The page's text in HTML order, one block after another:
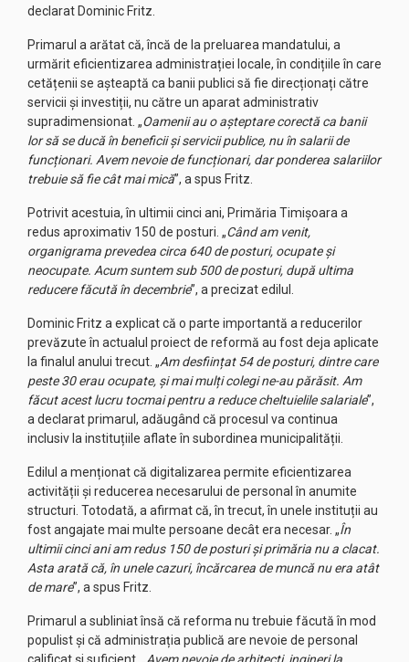
declarat Dominic Fritz.
Primarul a arătat că, încă de la preluarea mandatului, a
urmărit eficientizarea administrației locale, în condițiile în care
cetățenii se așteaptă ca banii publici să fie direcționați către
servicii și investiții, nu către un aparat administrativ
supradimensionat. „Oamenii au o așteptare corectă ca banii
lor să se ducă în beneficii și servicii publice, nu în salarii de
funcționari. Avem nevoie de funcționari, dar ponderea salariilor
trebuie să fie cât mai mică”, a spus Fritz.
Potrivit acestuia, în ultimii cinci ani, Primăria Timișoara a
redus aproximativ 150 de posturi. „Când am venit,
organigrama prevedea circa 640 de posturi, ocupate și
neocupate. Acum suntem sub 500 de posturi, după ultima
reducere făcută în decembrie”, a precizat edilul.
Dominic Fritz a explicat că o parte importantă a reducerilor
prevăzute în actualul proiect de reformă au fost deja aplicate
la finalul anului trecut. „Am desființat 54 de posturi, dintre care
peste 30 erau ocupate, și mai mulți colegi ne-au părăsit. Am
făcut acest lucru tocmai pentru a reduce cheltuielile salariale”,
a declarat primarul, adăugând că procesul va continua
inclusiv la instituțiile aflate în subordinea municipalității.
Edilul a menționat că digitalizarea permite eficientizarea
activității și reducerea necesarului de personal în anumite
structuri. Totodată, a afirmat că, în trecut, în unele instituții au
fost angajate mai multe persoane decât era necesar. „În
ultimii cinci ani am redus 150 de posturi și primăria nu a clacat.
Asta arată că, în unele cazuri, încărcarea de muncă nu era atât
de mare”, a spus Fritz.
Primarul a subliniat însă că reforma nu trebuie făcută în mod
populist și că administrația publică are nevoie de personal